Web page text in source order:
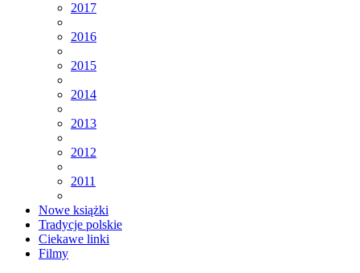
2017
2016
2015
2014
2013
2012
2011
Nowe książki
Tradycje polskie
Ciekawe linki
Filmy